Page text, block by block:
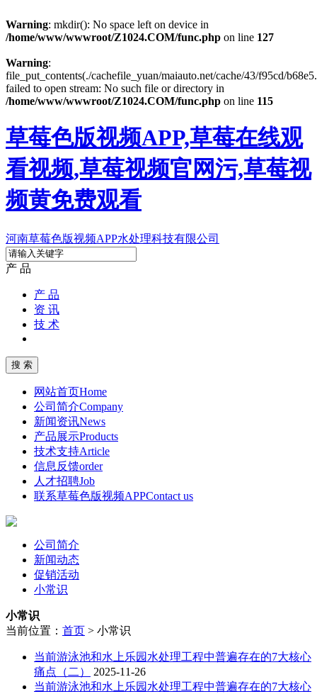
Warning: mkdir(): No space left on device in
/home/www/wwwroot/Z1024.COM/func.php on line 127
Warning:
file_put_contents(./cachefile_yuan/maiauto.net/cache/43/f95cd/
failed to open stream: No such file or directory in
/home/www/wwwroot/Z1024.COM/func.php on line 115
草莓色版视频APP,草莓在线观
看视频,草莓视频官网污,草莓视
频黄免费观看
河南草莓色版视频APP水处理科技有限公司
产 品
产 品
资 讯
技 术
网站首页Home
公司简介Company
新闻资讯News
产品展示Products
技术支持Article
信息反馈order
人才招聘Job
联系草莓色版视频APPContact us
公司简介
新闻动态
促销活动
小常识
小常识
当前位置： 首页 > 小常识
当前游泳池和水上乐园水处理工程中普遍存在的7大核心
痛点（二）
2025-11-26
当前游泳池和水上乐园水处理工程中普遍存在的7大核心